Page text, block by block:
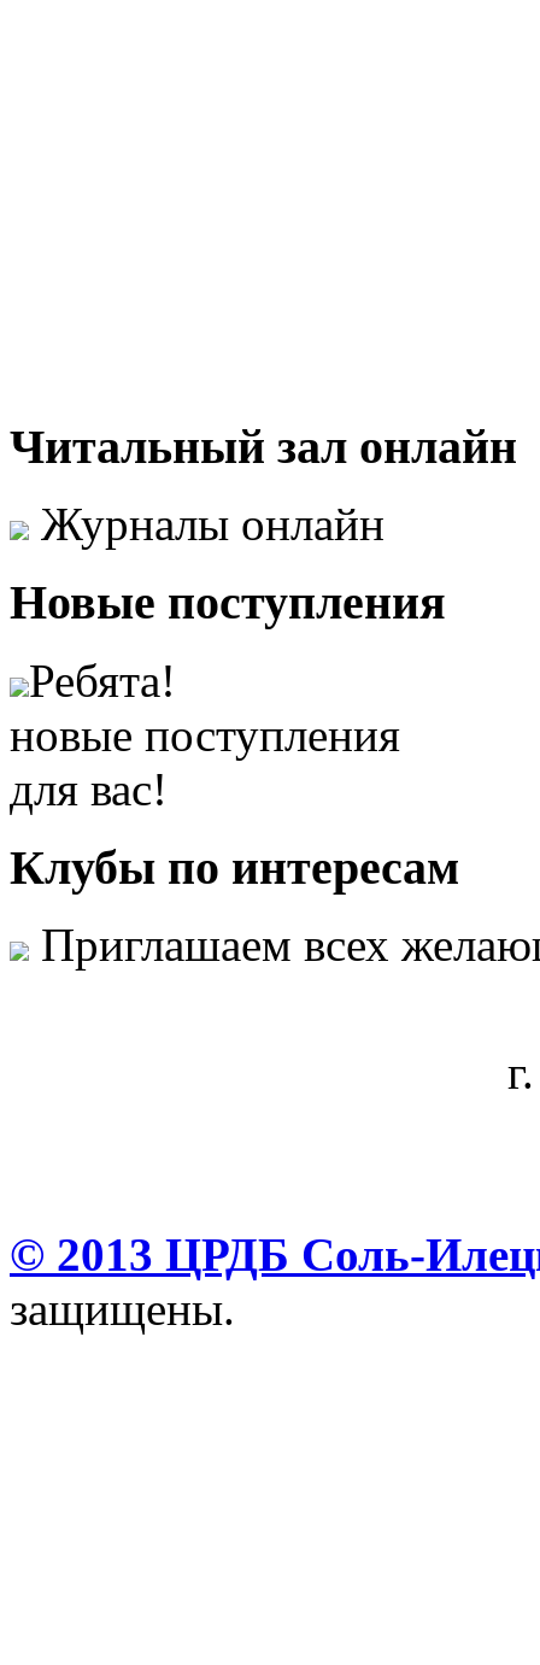
Читальный зал онлайн
Журналы онлайн
Новые поступления
Ребята!
новые поступления
для вас!
Клубы по интересам
Приглашаем всех
© 2013 ЦРДБ Соль-
защищены.